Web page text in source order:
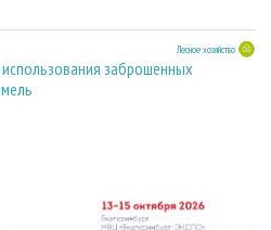
Лесное хозяйство
заброшенных